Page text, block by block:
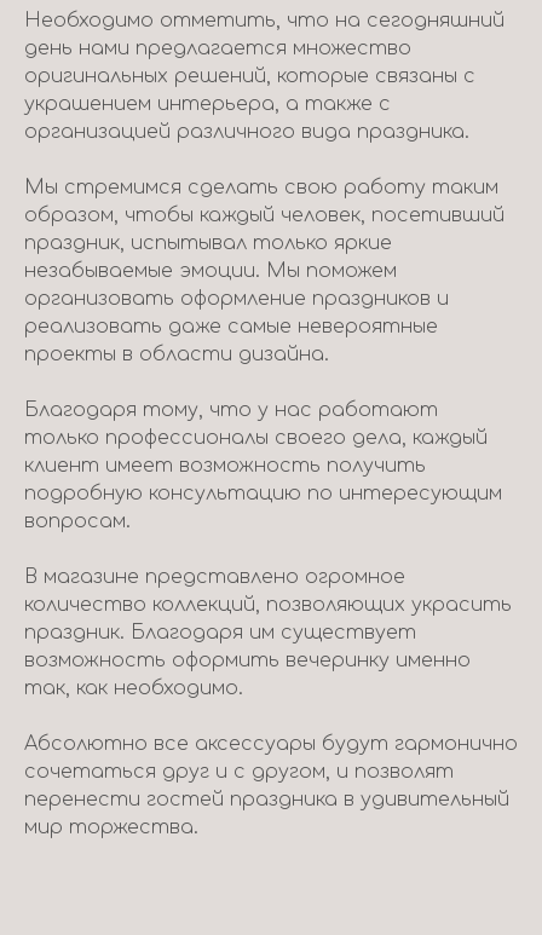
Необходимо отметить, что на сегодняшний
день нами предлагается множество
оригинальных решений, которые связаны с
украшением интерьера, а также с
организацией различного вида праздника.
Мы стремимся сделать свою работу таким
образом, чтобы каждый человек, посетивший
праздник, испытывал только яркие
незабываемые эмоции. Мы поможем
организовать оформление праздников и
реализовать даже самые невероятные
проекты в области дизайна.
Благодаря тому, что у нас работают
только профессионалы своего дела, каждый
клиент имеет возможность получить
подробную консультацию по интересующим
вопросам.
В магазине представлено огромное
количество коллекций, позволяющих украсить
праздник. Благодаря им существует
возможность оформить вечеринку именно
так, как необходимо.
Абсолютно все аксессуары будут гармонично
сочетаться друг и с другом, и позволят
перенести гостей праздника в удивительный
мир торжества.